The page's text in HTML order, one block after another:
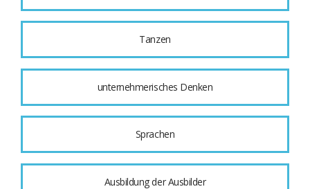
Tanzen
unternehmerisches Denken
Sprachen
Ausbildung der Ausbilder